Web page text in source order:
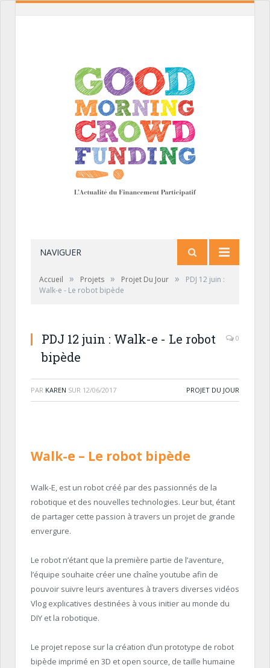
NAVIGUER
Accueil » Projets » Projet Du Jour »
PDJ 12 juin :
Walk-e - Le robot bipède
PDJ 12 juin : Walk-e - Le robot
bipède
0
PAR KAREN SUR 12/06/2017 PROJET DU JOUR
Walk-e – Le robot bipède
Walk-E, est un robot créé par des passionnés de la
robotique et des nouvelles technologies. Leur but, étant
de partager cette passion à travers un projet de grande
envergure.
Le robot n’étant que la première partie de l’aventure,
l’équipe souhaite créer une chaîne youtube afin de
pouvoir suivre leurs aventures à travers diverses vidéos
Vlog explicatives destinées à vous initier au monde du
DIY et la robotique.
Le projet repose sur la création d’un prototype de robot
bipède imprimé en 3D et open source, de taille humaine